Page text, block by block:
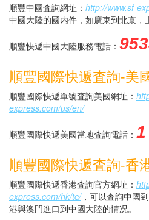
順豐中國査詢網址： http://www.sf-
中國大陸的國内件，如廣東到北京，
順豐快遞中國大陸服務電話：
順豐國際快遞査詢-美
順豐國際快遞單號査詢美國網址：
express.com/us/en/
順豐國際快遞美國當地査詢電話：
順豐國際快遞査詢-香
順豐國際快遞香港査詢官方網址：
express.com/hk/tc/，可以査詢中國
港與澳門進口到中國大陸的情况。